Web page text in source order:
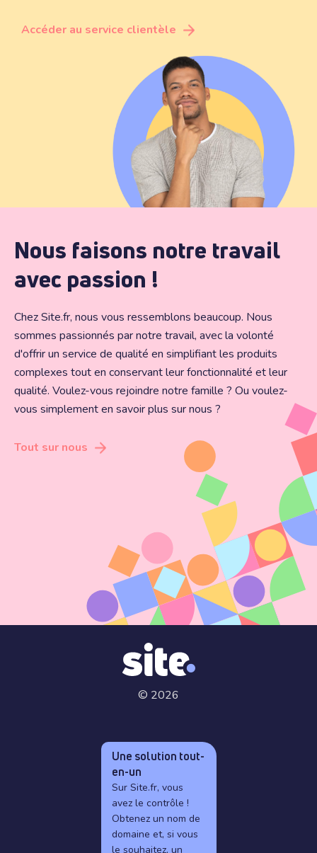
Accéder au service clientèle
Nous faisons notre travail
avec passion !
Chez Site.fr, nous vous ressemblons beaucoup. Nous
sommes passionnés par notre travail, avec la volonté
d'offrir un service de qualité en simplifiant les produits
complexes tout en conservant leur fonctionnalité et leur
qualité. Voulez-vous rejoindre notre famille ? Ou voulez-
vous simplement en savoir plus sur nous ?
Tout sur nous
© 2026
Une solution tout-
en-un
Sur Site.fr, vous
avez le contrôle !
Obtenez un nom de
domaine et, si vous
le souhaitez, un